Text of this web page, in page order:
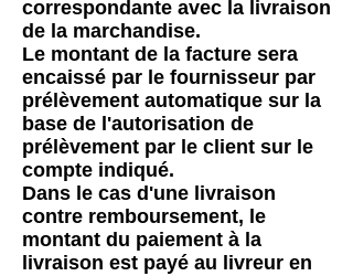
correspondante avec la livraison
de la marchandise.
Le montant de la facture sera
encaissé par le fournisseur par
prélèvement automatique sur la
base de l'autorisation de
prélèvement par le client sur le
compte indiqué.
Dans le cas d'une livraison
contre remboursement, le
montant du paiement à la
livraison est payé au livreur en